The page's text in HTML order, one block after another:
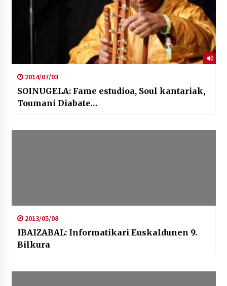
2014/07/03
SOINUGELA: Fame estudioa, Soul kantariak,
Toumani Diabate…
2013/05/08
IBAIZABAL: Informatikari Euskaldunen 9.
Bilkura